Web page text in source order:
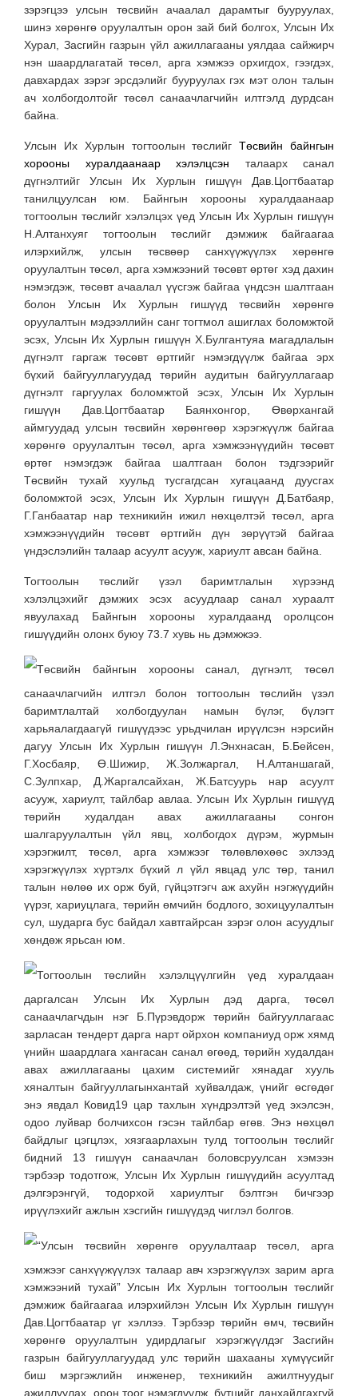
зэрэгцээ улсын төсвийн ачаалал дарамтыг бууруулах,
шинэ хөрөнгө оруулалтын орон зай бий болгох, Улсын Их
Хурал, Засгийн газрын үйл ажиллагааны уялдаа сайжирч
нэн шаардлагатай төсөл, арга хэмжээ орхигдох, гээгдэх,
давхардах зэрэг эрсдэлийг бууруулах гэх мэт олон талын
ач холбогдолтойг төсөл санаачлагчийн илтгэлд дурдсан
байна.
Улсын Их Хурлын тогтоолын төслийгТөсвийн байнгын
хорооны хуралдаанаар хэлэлцсэн талаарх санал
дүгнэлтийг Улсын Их Хурлын гишүүн Дав.Цогтбаатар
танилцуулсан юм. Байнгын хорооны хуралдаанаар
тогтоолын төслийг хэлэлцэх үед Улсын Их Хурлын гишүүн
Н.Алтанхуяг тогтоолын төслийг дэмжиж байгаагаа
илэрхийлж, улсын төсвөөр санхүүжүүлэх хөрөнгө
оруулалтын төсөл, арга хэмжээний төсөвт өртөг хэд дахин
нэмэгдэж, төсөвт ачаалал үүсгэж байгаа үндсэн шалтгаан
болон Улсын Их Хурлын гишүүд төсвийн хөрөнгө
оруулалтын мэдээллийн санг тогтмол ашиглах боломжтой
эсэх, Улсын Их Хурлын гишүүн Х.Булгантуяа магадлалын
дүгнэлт гаргаж төсөвт өртгийг нэмэгдүүлж байгаа эрх
бүхий байгууллагуудад төрийн аудитын байгууллагаар
дүгнэлт гаргуулах боломжтой эсэх, Улсын Их Хурлын
гишүүн Дав.Цогтбаатар Баянхонгор, Өвөрхангай
аймгуудад улсын төсвийн хөрөнгөөр хэрэгжүүлж байгаа
хөрөнгө оруулалтын төсөл, арга хэмжээнүүдийн төсөвт
өртөг нэмэгдэж байгаа шалтгаан болон тэдгээрийг
Төсвийн тухай хуульд тусгагдсан хугацаанд дуусгах
боломжтой эсэх, Улсын Их Хурлын гишүүн Д.Батбаяр,
Г.Ганбаатар нар техникийн ижил нөхцөлтэй төсөл, арга
хэмжээнүүдийн төсөвт өртгийн дүн зөрүүтэй байгаа
үндэслэлийн талаар асуулт асууж, хариулт авсан байна.
Тогтоолын төслийг үзэл баримтлалын хүрээнд
хэлэлцэхийг дэмжих эсэх асуудлаар санал хураалт
явуулахад Байнгын хорооны хуралдаанд оролцсон
гишүүдийн олонх буюу 73.7 хувь нь дэмжжээ.
Төсвийн байнгын хорооны санал, дүгнэлт, төсөл
санаачлагчийн илтгэл болон тогтоолын төслийн үзэл
баримтлалтай холбогдуулан намын бүлэг, бүлэгт
харьяалагдаагүй гишүүдээс урьдчилан ирүүлсэн нэрсийн
дагуу Улсын Их Хурлын гишүүн Л.Энхнасан, Б.Бейсен,
Г.Хосбаяр, Ө.Шижир, Ж.Золжаргал, Н.Алтаншагай,
С.Зулпхар, Д.Жаргалсайхан, Ж.Батсуурь нар асуулт
асууж, хариулт, тайлбар авлаа. Улсын Их Хурлын гишүүд
төрийн худалдан авах ажиллагааны сонгон
шалгаруулалтын үйл явц, холбогдох дүрэм, журмын
хэрэгжилт, төсөл, арга хэмжээг төлөвлөхөөс эхлээд
хэрэгжүүлэх хүртэлх бүхий л үйл явцад улс төр, танил
талын нөлөө их орж буй, гүйцэтгэгч аж ахуйн нэгжүүдийн
үүрэг, хариуцлага, төрийн өмчийн бодлого, зохицуулалтын
сул, шударга бус байдал хавтгайрсан зэрэг олон асуудлыг
хөндөж ярьсан юм.
Тогтоолын төслийн хэлэлцүүлгийн үед хуралдаан
даргалсан Улсын Их Хурлын дэд дарга, төсөл
санаачлагчдын нэг Б.Пүрэвдорж төрийн байгууллагаас
зарласан тендерт дарга нарт ойрхон компаниуд орж хямд
үнийн шаардлага хангасан санал өгөөд, төрийн худалдан
авах ажиллагааны цахим системийг хянадаг хууль
хяналтын байгууллагынхантай хуйвалдаж, үнийг өсгөдөг
энэ явдал Ковид19 цар тахлын хүндрэлтэй үед эхэлсэн,
одоо луйвар болчихсон гэсэн тайлбар өгөв. Энэ нөхцөл
байдлыг цэгцлэх, хязгаарлахын тулд тогтоолын төслийг
бидний 13 гишүүн санаачлан боловсруулсан хэмээн
тэрбээр тодотгож, Улсын Их Хурлын гишүүдийн асуултад
дэлгэрэнгүй, тодорхой хариултыг бэлтгэн бичгээр
ирүүлэхийг ажлын хэсгийн гишүүдэд чиглэл болгов.
“Улсын төсвийн хөрөнгө оруулалтаар төсөл, арга
хэмжээг санхүүжүүлэх талаар авч хэрэгжүүлэх зарим арга
хэмжээний тухай” Улсын Их Хурлын тогтоолын төслийг
дэмжиж байгаагаа илэрхийлэн Улсын Их Хурлын гишүүн
Дав.Цогтбаатар үг хэллээ. Тэрбээр төрийн өмч, төсвийн
хөрөнгө оруулалтын удирдлагыг хэрэгжүүлдэг Засгийн
газрын байгууллагуудад улс төрийн шахааны хүмүүсийг
биш мэргэжлийн инженер, техникийн ажилтнуудыг
ажиллуулах, орон тоог нэмэгдүүлж, бүтцийг данхайлгахгүй